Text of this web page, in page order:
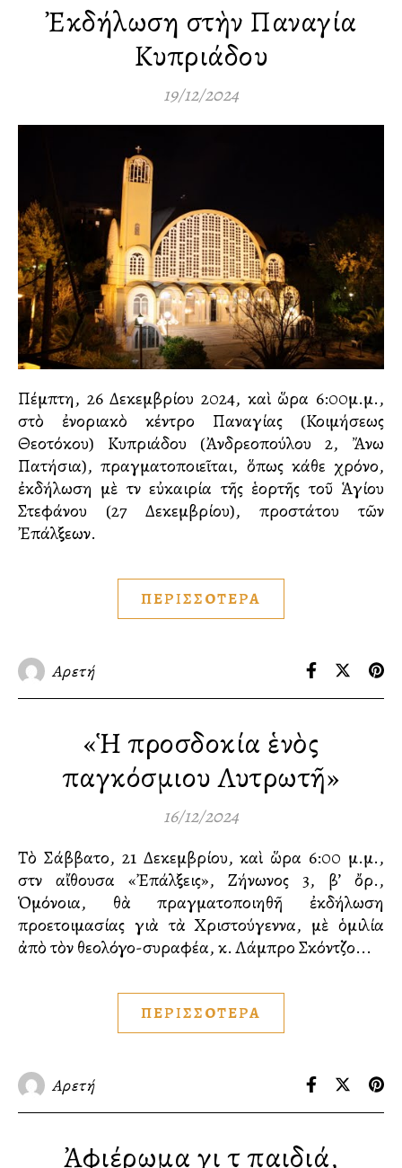
Ἐκδήλωση στὴν Παναγία
Κυπριάδου
19/12/2024
Πέμπτη, 26 Δεκεμβρίου 2024, καὶ ὥρα 6:00μ.μ.,
στὸ ἐνοριακὸ κέντρο Παναγίας (Κοιμήσεως
Θεοτόκου) Κυπριάδου (Ἀνδρεοπούλου 2, Ἄνω
Πατήσια), πραγματοποιεῖται, ὅπως κάθε χρόνο,
ἐκδήλωση μὲ τὴν εὐκαιρία τῆς ἑορτῆς τοῦ Ἁγίου
Στεφάνου (27 Δεκεμβρίου), προστάτου τῶν
Ἐπάλξεων.
ΠΕΡΙΣΣΟΤΕΡΑ
Αρετή
«Ἡ προσδοκία ἑνὸς
παγκόσμιου Λυτρωτῆ»
16/12/2024
Τὸ Σάββατο, 21 Δεκεμβρίου, καὶ ὥρα 6:00 μ.μ.,
στὴν αἴθουσα «Ἐπάλξεις», Ζήνωνος 3, β’ ὄρ.,
Ὁμόνοια, θὰ πραγματοποιηθῆ ἐκδήλωση
προετοιμασίας γιὰ τὰ Χριστούγεννα, μὲ ὁμιλία
ἀπὸ τὸν θεολόγο-συγγραφέα, κ. Λάμπρο Σκόντζο...
ΠΕΡΙΣΣΟΤΕΡΑ
Αρετή
Ἀφιέρωμα γιὰ τὰ παιδιά,